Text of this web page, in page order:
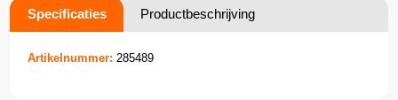
Specificaties Productbeschrijving
Artikelnummer: 285489